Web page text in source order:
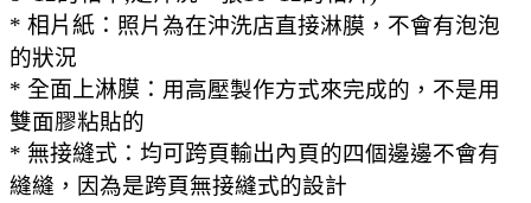
* 相片紙： 照片為在沖洗店直接淋膜，不會有泡泡
的狀況
* 全面上淋膜： 用高壓製作方式來完成的，不是用
雙面膠粘貼的
* 無接縫式： 均可跨頁輸出內頁的四個邊邊不會有
縫縫，因為是跨頁無接縫式的設計